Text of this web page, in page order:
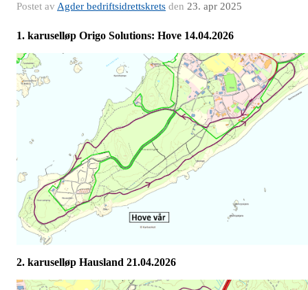
Postet av Agder bedriftsidrettskrets den 23. apr 2025
1. karuselløp Origo Solutions: Hove 14.04.2026
2. karuselløp Hausland 21.04.2026